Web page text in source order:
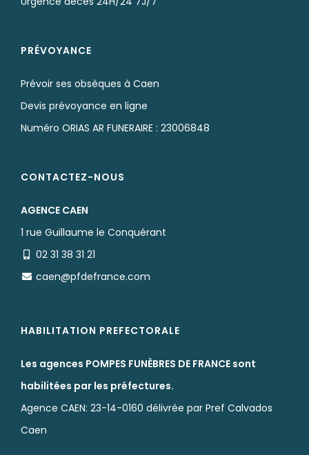
PRÉVOYANCE
Prévoir ses obsèques à Caen
Devis prévoyance en ligne
Numéro ORIAS AR FUNERAIRE : 23006848
CONTACTEZ-NOUS
AGENCE CAEN
1 rue Guillaume le Conquérant
02 31 38 31 21
caen@pfdefrance.com
HABILITATION PREFECTORALE
Les agences POMPES FUNÈBRES DE FRANCE sont
habilitées par les préfectures.
Agence CAEN: 23-14-0160 délivrée par Pref Calvados
Caen